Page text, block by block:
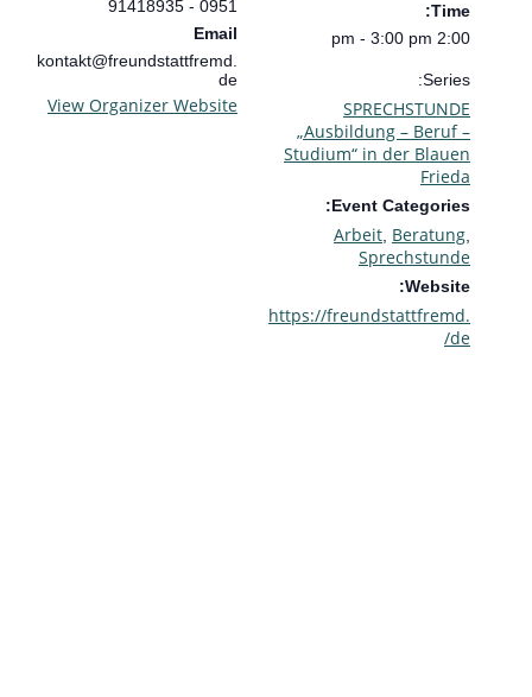
Time:
2:00 pm - 3:00 pm
Series:
SPRECHSTUNDE
„Ausbildung – Beruf –
Studium“ in der Blauen
Frieda
Event Categories:
Arbeit Beratung
Sprechstunde
Website:
https://freundstattfremd.
de/
0951 - 91418935
Email
kontakt@freundstattfremd.
de
View Organizer Website